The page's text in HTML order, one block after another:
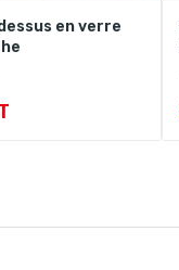
en verre